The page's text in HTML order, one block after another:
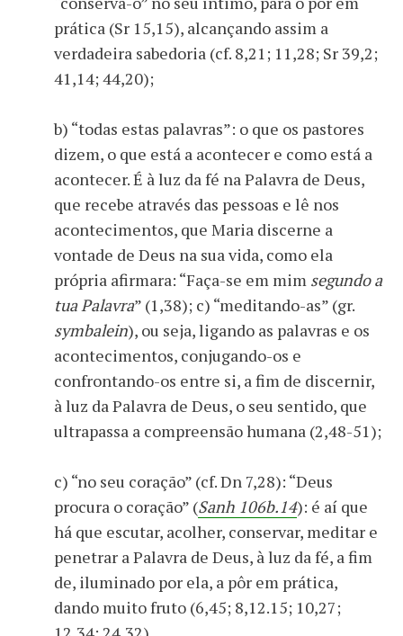
prática (Sr 15,15), alcançando assim a
verdadeira sabedoria (cf. 8,21; 11,28; Sr 39,2;
41,14; 44,20);
b) “todas estas palavras”: o que os pastores
dizem, o que está a acontecer e como está a
acontecer. É à luz da fé na Palavra de Deus,
que recebe através das pessoas e lê nos
acontecimentos, que Maria discerne a
vontade de Deus na sua vida, como ela
própria afirmara: “Faça-se em mim segundo a
tua Palavra” (1,38); c) “meditando-as” (gr.
symbalein), ou seja, ligando as palavras e os
acontecimentos, conjugando-os e
confrontando-os entre si, a fim de discernir,
à luz da Palavra de Deus, o seu sentido, que
ultrapassa a compreensão humana (2,48-51);
c) “no seu coração” (cf. Dn 7,28): “Deus
procura o coração” (Sanh 106b.14): é aí que
há que escutar, acolher, conservar, meditar e
penetrar a Palavra de Deus, à luz da fé, a fim
de, iluminado por ela, a pôr em prática,
dando muito fruto (6,45; 8,12.15; 10,27;